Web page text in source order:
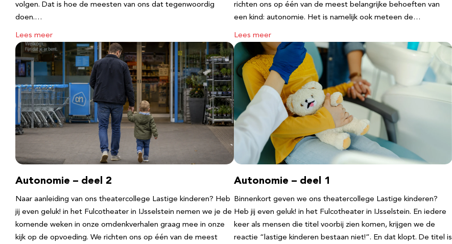
volgen. Dat is hoe de meesten van ons dat tegenwoordig
doen.…
Lees meer
richten ons op één van de meest belangrijke behoeften van
een kind: autonomie. Het is namelijk ook meteen de…
Lees meer
Autonomie – deel 2
Naar aanleiding van ons theatercollege Lastige kinderen? Heb
jij even geluk! in het Fulcotheater in IJsselstein nemen we je de
komende weken in onze omdenkverhalen graag mee in onze
kijk op de opvoeding. We richten ons op één van de meest
Autonomie – deel 1
Binnenkort geven we ons theatercollege Lastige kinderen?
Heb jij even geluk! in het Fulcotheater in IJsselstein. En iedere
keer als mensen die titel voorbij zien komen, krijgen we de
reactie “lastige kinderen bestaan niet!”. En dat klopt. De titel is